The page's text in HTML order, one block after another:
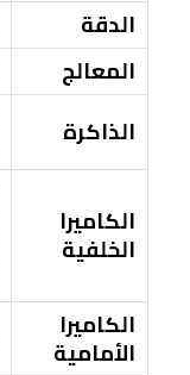
الدقة
المعالج
الذاكرة
الكاميرا
الخلفية
الكاميرا
الأمامية